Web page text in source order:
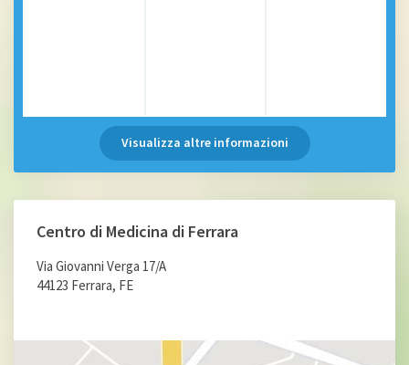
Visualizza altre informazioni
Centro di Medicina di Ferrara
Via Giovanni Verga 17/A
44123 Ferrara, FE